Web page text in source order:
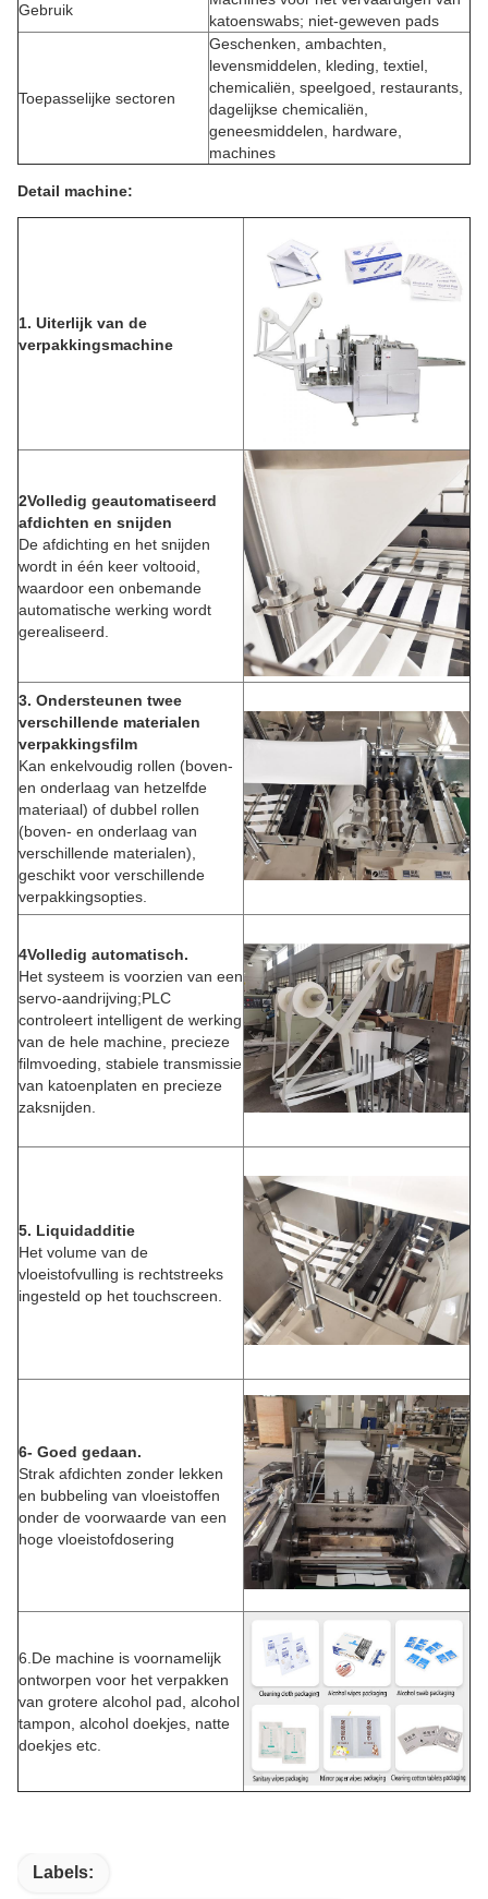
Gebruik
katoenswabs; niet-geweven pads
Toepasselijke sectoren
Geschenken, ambachten,
levensmiddelen, kleding, textiel,
chemicaliën, speelgoed, restaurants,
dagelijkse chemicaliën,
geneesmiddelen, hardware,
machines
Detail machine:
1. Uiterlijk van de
verpakkingsmachine
2Volledig geautomatiseerd
afdichten en snijden
De afdichting en het snijden
wordt in één keer voltooid,
waardoor een onbemande
automatische werking wordt
gerealiseerd.
3. Ondersteunen twee
verschillende materialen
verpakkingsfilm
Kan enkelvoudig rollen (boven-
en onderlaag van hetzelfde
materiaal) of dubbel rollen
(boven- en onderlaag van
verschillende materialen),
geschikt voor verschillende
verpakkingsopties.
4Volledig automatisch.
Het systeem is voorzien van een
servo-aandrijving;PLC
controleert intelligent de werking
van de hele machine, precieze
filmvoeding, stabiele transmissie
van katoenplaten en precieze
zaksnijden.
5. Liquidadditie
Het volume van de
vloeistofvulling is rechtstreeks
ingesteld op het touchscreen.
6- Goed gedaan.
Strak afdichten zonder lekken
en bubbeling van vloeistoffen
onder de voorwaarde van een
hoge vloeistofdosering
6. De machine is voornamelijk
ontworpen voor het verpakken
van grotere alcohol pad, alcohol
tampon, alcohol doekjes, natte
doekjes etc.
Labels: